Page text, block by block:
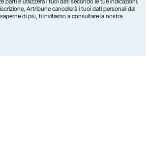
Artribune cancellerà i tuoi dati personali dal
di più, ti invitiamo a consultare la nostra